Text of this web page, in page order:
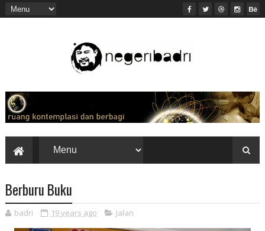
Berburu Buku
badri 19 years ago Jalan